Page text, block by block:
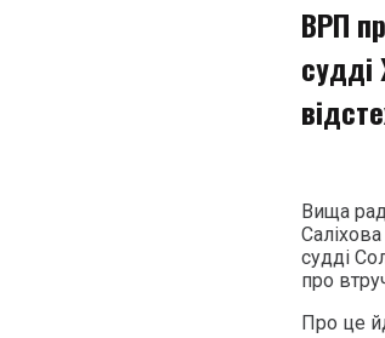
ВРП
Вища
судді
про
Про це